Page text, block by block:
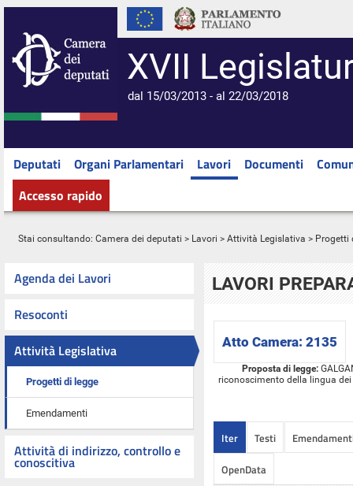
XVII
dal 15/03/2013 - al 22/03/2018
Deputati Organi Parlamentari Lavori Documenti
Accesso rapido
Stai consultando: Camera dei deputati > Lavori > Attività Legislativa > Progetti
Agenda dei Lavori
Resoconti
Attività Legislativa
Progetti di legge
Emendamenti
Attività di indirizzo, controllo e
conoscitiva
LAVORI
Atto Camera: 2135
Proposta di legge:
riconoscimento della lingua
Iter Testi
OpenData